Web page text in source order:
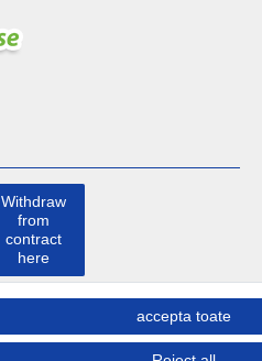
accepta toate
Withdraw
from
contract
here